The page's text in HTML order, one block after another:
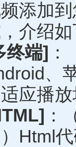
添加
介绍
终端] ：
、
应播
：
）Html